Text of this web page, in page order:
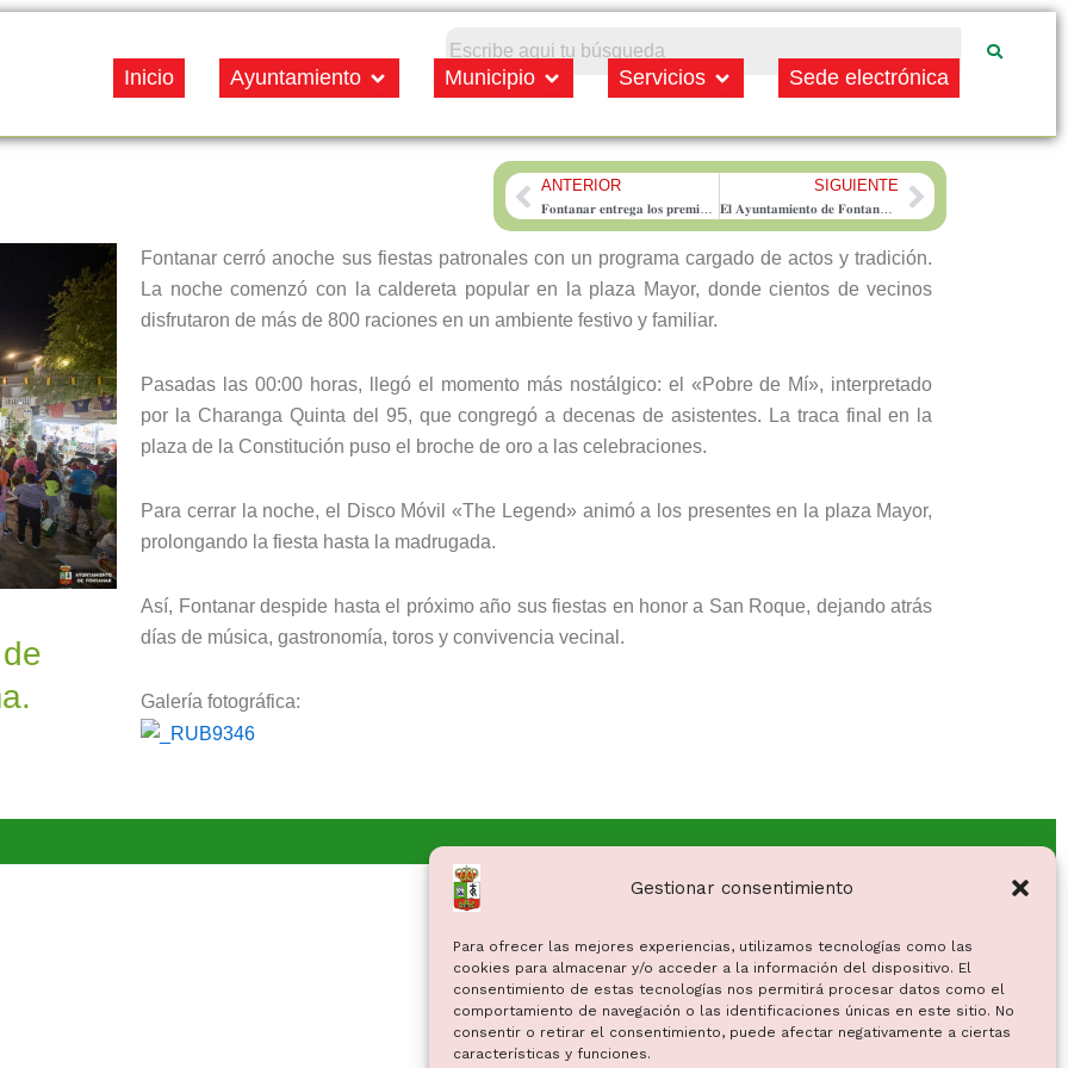
Gestionar consentimiento
Para ofrecer las mejores experiencias, utilizamos tecnologías como las
cookies para almacenar y/o acceder a la información del dispositivo. El
consentimiento de estas tecnologías nos permitirá procesar datos como el
comportamiento de navegación o las identificaciones únicas en este sitio. No
consentir o retirar el consentimiento, puede afectar negativamente a ciertas
características y funciones.
Inicio Ayuntamiento Open Ayuntamiento
Municipio Open Municipio
Servicios Open ServiciosSede electrónica
PrevANTERIOR
𝐅𝐨𝐧𝐭𝐚𝐧𝐚𝐫 𝐞𝐧𝐭𝐫𝐞𝐠𝐚 𝐥𝐨𝐬 𝐩𝐫𝐞𝐦𝐢𝐨𝐬 𝐝𝐞𝐥 𝐜𝐨𝐧𝐜𝐮𝐫𝐬𝐨 𝐝𝐞 𝐜𝐚𝐫𝐫𝐨𝐳𝐚𝐬 𝐲 𝐝𝐢𝐬𝐟𝐫𝐚𝐜𝐞𝐬 𝐝𝐞 𝐥𝐚𝐬 𝐟𝐢𝐞𝐬𝐭𝐚𝐬 𝐝𝐞 𝐒𝐚𝐧 𝐑𝐨𝐪𝐮𝐞 𝟐𝟎𝟐𝟓
SIGUIENTENext
Fontanar cerró anoche sus fiestas patronales con un programa cargado de actos y tradición.
La noche comenzó con la caldereta popular en la plaza Mayor, donde cientos de vecinos
disfrutaron de más de 800 raciones en un ambiente festivo y familiar.
Pasadas las 00:00 horas, llegó el momento más nostálgico: el «Pobre de Mí», interpretado
por la Charanga Quinta del 95, que congregó a decenas de asistentes. La traca final en la
plaza de la Constitución puso el broche de oro a las celebraciones.
Para cerrar la noche, el Disco Móvil «The Legend» animó a los presentes en la plaza Mayor,
prolongando la fiesta hasta la madrugada.
Así, Fontanar despide hasta el próximo año sus fiestas en honor a San Roque, dejando atrás
días de música, gastronomía, toros y convivencia vecinal.
Galería fotográfica: